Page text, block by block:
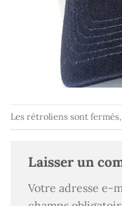
Les rétroliens sont
Laisser un
Votre adresse e-